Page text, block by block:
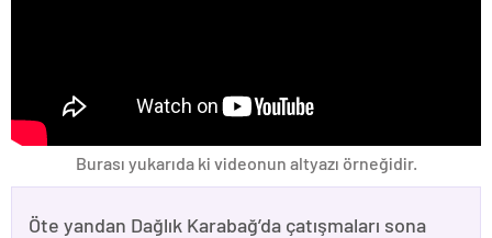
Burası yukarıda ki videonun altyazı örneğidir.
Öte yandan Dağlık Karabağ’da çatışmaları sona